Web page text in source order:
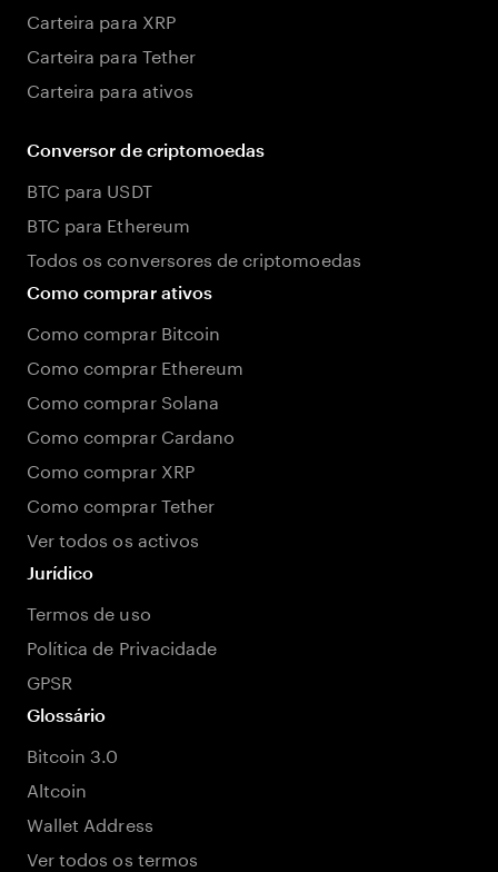
Carteira para XRP
Carteira para Tether
Carteira para ativos
Conversor de criptomoedas
BTC para USDT
BTC para Ethereum
Todos os conversores de criptomoedas
Como comprar ativos
Como comprar Bitcoin
Como comprar Ethereum
Como comprar Solana
Como comprar Cardano
Como comprar XRP
Como comprar Tether
Ver todos os activos
Jurídico
Termos de uso
Política de Privacidade
GPSR
Glossário
Bitcoin 3.0
Altcoin
Wallet Address
Ver todos os termos